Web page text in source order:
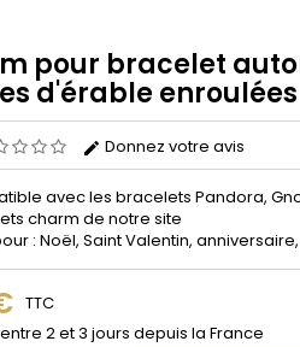
pour bracelet
d'érable enroulées
Donnez votre avis
avec les bracelets Pandora,
charm de notre site
: Noël, Saint Valentin,
TTC
2 et 3 jours depuis la France